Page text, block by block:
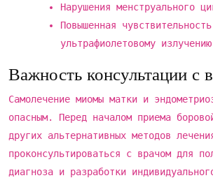
Нарушения менструального
Повышенная
ультрафиолетовому
Важность консультации с
Самолечение миомы матки и
опасным. Перед началом приема
других альтернативных методов
проконсультироваться с врачом для
диагноза и разработки